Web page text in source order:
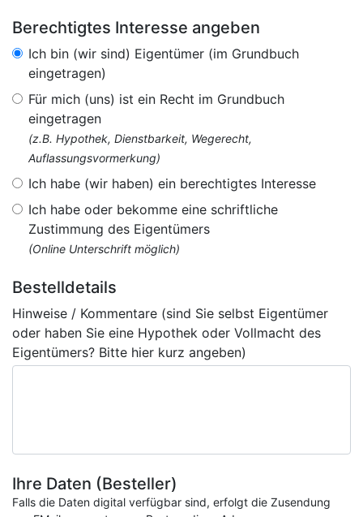
Berechtigtes Interesse angeben
Ich bin (wir sind) Eigentümer (im Grundbuch
eingetragen)
Für mich (uns) ist ein Recht im Grundbuch
eingetragen
(z.B. Hypothek, Dienstbarkeit, Wegerecht,
Auflassungsvormerkung)
Ich habe (wir haben) ein berechtigtes Interesse
Ich habe oder bekomme eine schriftliche
Zustimmung des Eigentümers
(Online Unterschrift möglich)
Bestelldetails
Hinweise / Kommentare (sind Sie selbst Eigentümer
oder haben Sie eine Hypothek oder Vollmacht des
Eigentümers? Bitte hier kurz angeben)
Ihre Daten (Besteller)
Falls die Daten digital verfügbar sind, erfolgt die Zusendung